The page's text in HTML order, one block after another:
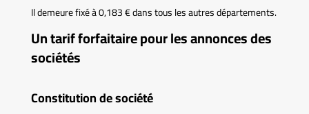
Il demeure fixé à 0,183 € dans tous les autres départements.
Un tarif forfaitaire pour les annonces des
sociétés
Constitution de société